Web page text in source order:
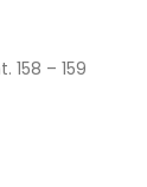
158 – 159